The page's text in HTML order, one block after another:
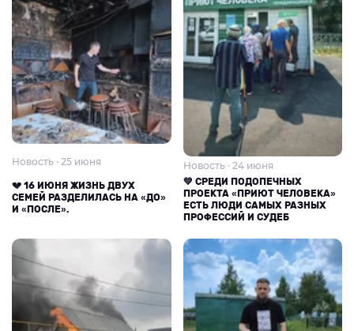
Новость · 25 июня
💔 16 ИЮНЯ ЖИЗНЬ ДВУХ
СЕМЕЙ РАЗДЕЛИЛАСЬ НА «ДО»
И «ПОСЛЕ».
Новость · 24 июня
💚 СРЕДИ ПОДОПЕЧНЫХ
ПРОЕКТА «ПРИЮТ ЧЕЛОВЕКА»
ЕСТЬ ЛЮДИ САМЫХ РАЗНЫХ
ПРОФЕССИЙ И СУДЕБ